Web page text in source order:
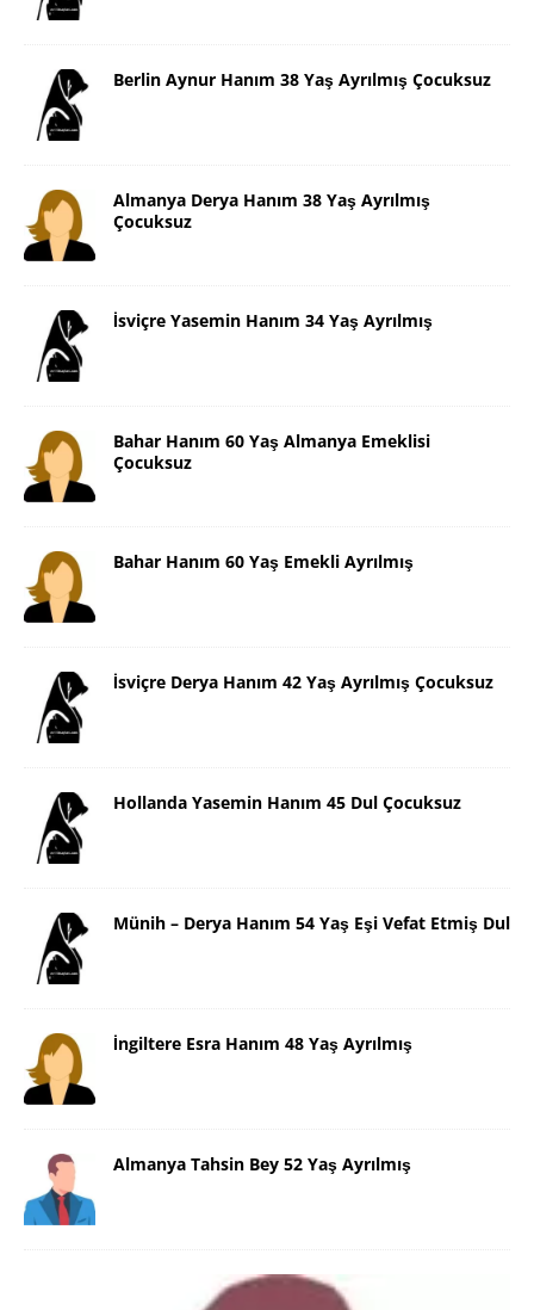
Berlin Aynur Hanım 38 Yaş Ayrılmış Çocuksuz
Almanya Derya Hanım 38 Yaş Ayrılmış
Çocuksuz
İsviçre Yasemin Hanım 34 Yaş Ayrılmış
Bahar Hanım 60 Yaş Almanya Emeklisi
Çocuksuz
Bahar Hanım 60 Yaş Emekli Ayrılmış
İsviçre Derya Hanım 42 Yaş Ayrılmış Çocuksuz
Hollanda Yasemin Hanım 45 Dul Çocuksuz
Münih – Derya Hanım 54 Yaş Eşi Vefat Etmiş Dul
İngiltere Esra Hanım 48 Yaş Ayrılmış
Almanya Tahsin Bey 52 Yaş Ayrılmış